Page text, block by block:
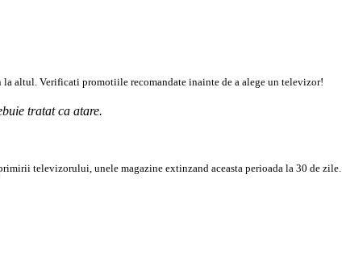
la altul. Verificati promotiile recomandate inainte de a alege un televizor!
tratat ca atare.
televizorului, unele magazine extinzand aceasta perioada la 30 de zile.